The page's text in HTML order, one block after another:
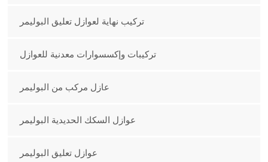
تركيب نهاية لعوازل تعليق البوليمر
تركيبات وإكسسوارات معدنية للعوازل
عازل مركب من البوليمر
عوازل السكك الحديدية البوليمر
عوازل تعليق البوليمر